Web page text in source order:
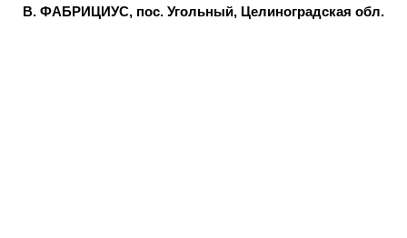
В. ФАБРИЦИУС, пос. Угольный, Целиноградская обл.